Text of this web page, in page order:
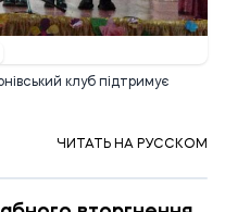
клуб підтримує
ЧИТАТЬ НА РУССКОМ